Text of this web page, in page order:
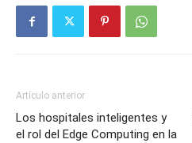
Artículo anterior
Los hospitales inteligentes y
el rol del Edge Computing en la